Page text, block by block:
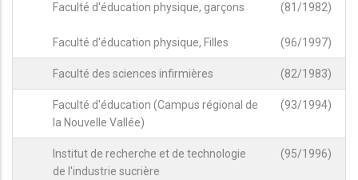
Faculté d'éducation physique, garçons
Faculté d'éducation physique, Filles
(81/1982)
(96/1997)
Faculté des sciences infirmières (82/1983)
Faculté d'éducation (Campus régional de
la Nouvelle Vallée)
(93/1994)
Institut de recherche et de technologie
de l'industrie sucrière
(95/1996)